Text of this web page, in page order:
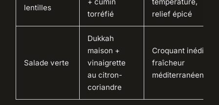
lentilles
torréfié
relief épicé
Salade verte
Dukkah
maison +
vinaigrette
au citron-
coriandre
Croquant inédit,
fraîcheur
méditerranéenne